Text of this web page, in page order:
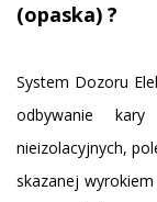
(opaska) ?
System Dozoru
odbywanie
nieizolacyjnych,
skazanej